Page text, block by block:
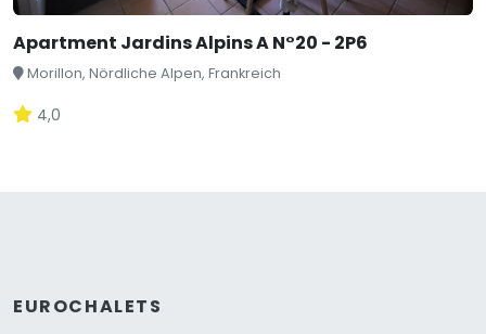
Apartment Jardins Alpins A N°20 - 2P6
Morillon, Nördliche Alpen, Frankreich
4,0
EUROCHALETS